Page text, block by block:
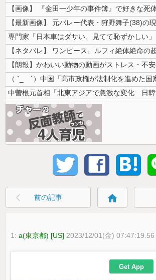
専門家「日本車はダサい、見てて恥ずかしい」
中曽根元首相「北東アジアで急激な変化 日韓
前の記事 home
1:a(東京都) [US] 2023/12/01(金) 07:47:19.56